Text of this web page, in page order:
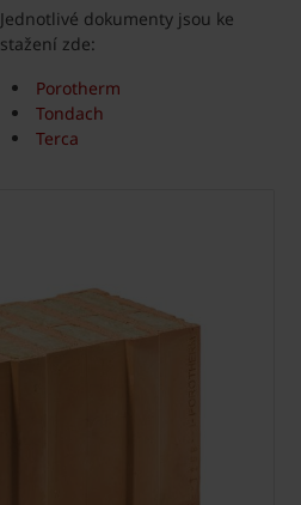
Jednotlivé dokumenty jsou ke
stažení zde:
Porotherm
Tondach
Terca